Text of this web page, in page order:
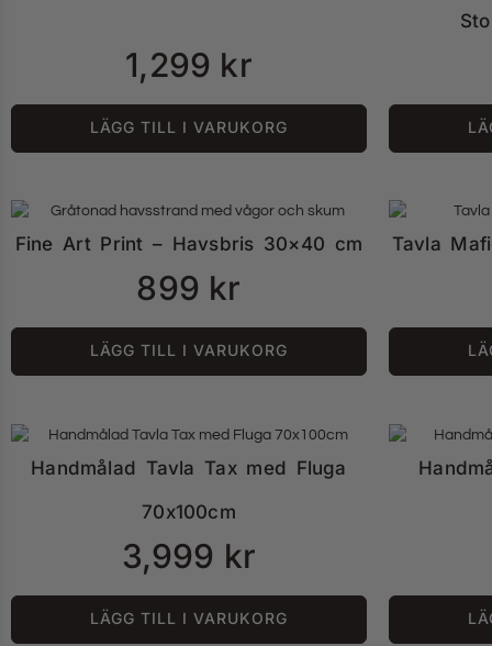
1,299 kr
LÄGG TILL I VARUKORG
Fine Art Print – Havsbris 30×40 cm
899 kr
LÄGG TILL I VARUKORG
Tavla
Handmålad Tavla Tax med Fluga
70x100cm
3,999 kr
LÄGG TILL I VARUKORG